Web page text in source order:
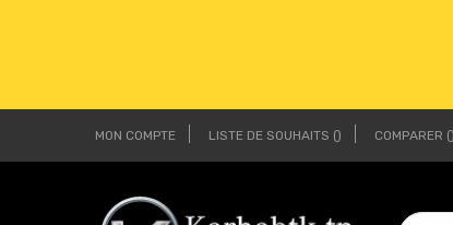
MON COMPTE LISTE DE SOUHAITS COMPARER